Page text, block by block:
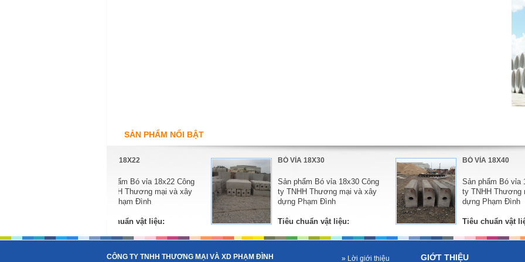
SẢN PHẨM NỔI BẬT
cung cấp bởi các nhà
BÓ VỈA 18X30
Sản phẩm Bó vỉa 18x30 Công
ty TNHH Thương mại và xây
dựng Phạm Đình
Tiêu chuẩn vật liệu:
-Xi măng PCB-40: được cung cấp bởi các nhà
BÓ VỈA 18X40
Sản phẩm Bó vỉa 18x40 Công
ty TNHH Thương mại và xây
dựng Phạm Đình
Tiêu chuẩn vật liệu:
-Xi măng PCB-40: được cung cấp bởi các nhà
CÔNG TY TNHH THƯƠNG MẠI VÀ XD PHẠM ĐÌNH » Lời giới thiệu GIỚT THIỆU